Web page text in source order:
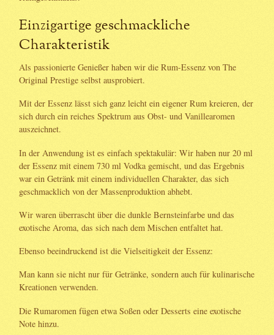
Einzigartige geschmackliche
Charakteristik
Als passionierte Genießer haben wir die Rum-Essenz von The
Original Prestige selbst ausprobiert.
Mit der Essenz lässt sich ganz leicht ein eigener Rum kreieren, der
sich durch ein reiches Spektrum aus Obst- und Vanillearomen
auszeichnet.
In der Anwendung ist es einfach spektakulär: Wir haben nur 20 ml
der Essenz mit einem 730 ml Vodka gemischt, und das Ergebnis
war ein Getränk mit einem individuellen Charakter, das sich
geschmacklich von der Massenproduktion abhebt.
Wir waren überrascht über die dunkle Bernsteinfarbe und das
exotische Aroma, das sich nach dem Mischen entfaltet hat.
Ebenso beeindruckend ist die Vielseitigkeit der Essenz:
Man kann sie nicht nur für Getränke, sondern auch für kulinarische
Kreationen verwenden.
Die Rumaromen fügen etwa Soßen oder Desserts eine exotische
Note hinzu.